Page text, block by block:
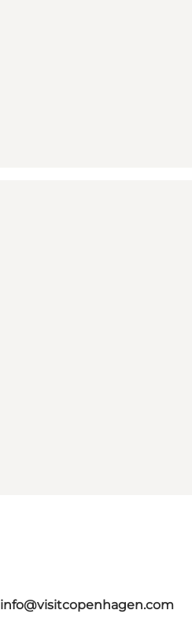
info@visitcopenhagen.com